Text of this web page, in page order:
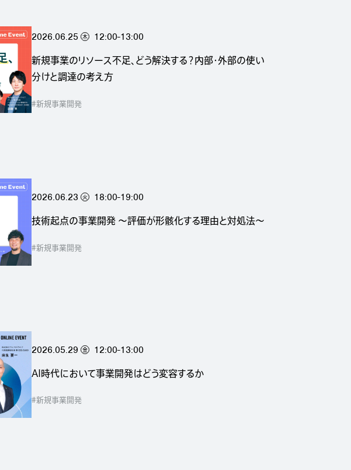
2026.06.25 木 12:00-13:00
新規事業のリソース不足、どう解決する？内部・外部の使い
分けと調達の考え方
#新規事業開発
2026.06.23 火 18:00-19:00
技術起点の事業開発 〜評価が形骸化する理由と対処法〜
#新規事業開発
2026.05.29 金 12:00-13:00
AI時代において事業開発はどう変容するか
#新規事業開発